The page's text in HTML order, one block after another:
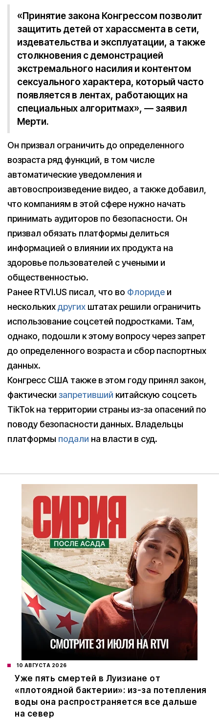
«Принятие закона Конгрессом позволит
защитить детей от харассмента в сети,
издевательства и эксплуатации, а также
столкновения с демонстрацией
экстремального насилия и контентом
сексуального характера, который часто
появляется в лентах, работающих на
специальных алгоритмах», — заявил
Мерти.
Он призвал ограничить до определенного
возраста ряд функций, в том числе
автоматические уведомления и
автовоспроизведение видео, а также добавил,
что компаниям в этой сфере нужно начать
принимать аудиторов по безопасности. Он
призвал обязать платформы делиться
информацией о влиянии их продукта на
здоровье пользователей с учеными и
общественностью.
Ранее RTVI.US писал, что во Флориде и
несколькихдругих штатах решили ограничить
использование соцсетей подростками. Там,
однако, подошли к этому вопросу через запрет
до определенного возраста и сбор паспортных
данных.
Конгресс США также в этом году принял закон,
фактически запретивший китайскую соцсеть
TikTok на территории страны из-за опасений по
поводу безопасности данных. Владельцы
платформы подали на власти в суд.
10 АВГУСТА 2026
Уже пять смертей в Луизиане от
«плотоядной бактерии»: из-за потепления
воды она распространяется все дальше
на север